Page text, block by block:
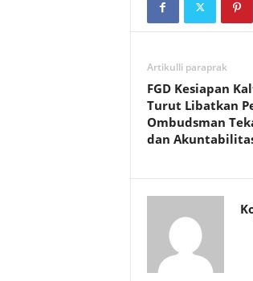
Artikulli paraprak
FGD Kesiapan
Turut Libatkan
Ombudsman
dan